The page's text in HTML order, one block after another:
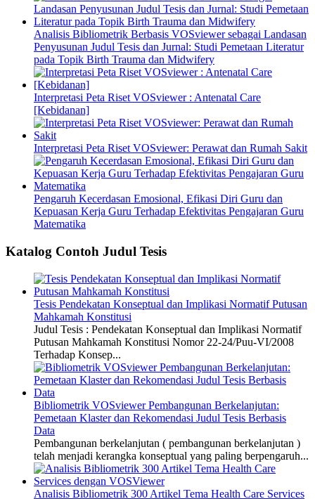
Analisis Bibliometrik Berbasis VOSviewer sebagai Landasan
Penyusunan Judul Tesis dan Jurnal: Studi Pemetaan Literatur
pada Topik Birth Trauma dan Midwifery
Interpretasi Peta Riset VOSviewer : Antenatal Care
[Kebidanan]
Interpretasi Peta Riset VOSviewer: Perawat dan Rumah Sakit
Pengaruh Kecerdasan Emosional, Efikasi Diri Guru dan
Kepuasan Kerja Guru Terhadap Efektivitas Pengajaran Guru
Matematika
Katalog Contoh Judul Tesis
Tesis Pendekatan Konseptual dan Implikasi Normatif Putusan
Mahkamah Konstitusi
Judul Tesis : Pendekatan Konseptual dan Implikasi Normatif
Putusan Mahkamah Konstitusi Nomor 22-24/Puu-VI/2008
Terhadap Konsep...
Bibliometrik VOSviewer Pembangunan Berkelanjutan:
Pemetaan Klaster dan Rekomendasi Judul Tesis Berbasis
Data
Pembangunan berkelanjutan ( pembangunan berkelanjutan )
telah menjadi kerangka konseptual yang paling berpengaruh...
Analisis Bibliometrik 300 Artikel Tema Health Care Services